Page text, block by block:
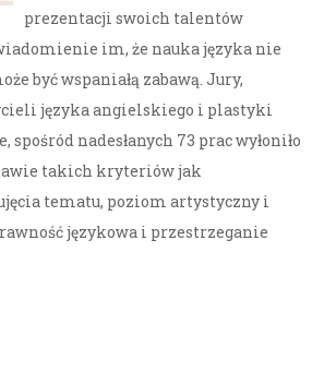
prezentacji swoich talentów
im, że nauka języka nie
być wspaniałą zabawą. Jury,
języka angielskiego i plastyki
nadesłanych 73 prac wyłoniło
takich kryteriów jak
tematu, poziom artystyczny i
językowa i przestrzeganie